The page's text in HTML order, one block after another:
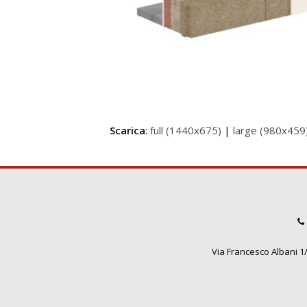
Scarica: full (1440x675) | large
Via Francesco Albani 1/